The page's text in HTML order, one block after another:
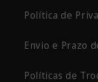
Política de
Envio e Prazo
Políticas de